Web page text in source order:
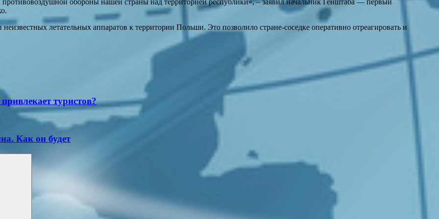
обороны нашей страны над территорией республики», – заявил начальник Генштаба — первый
летательных аппаратов к территории Польши. Это позволило стране-соседке оперативно отреагировать и
туристов?
Как он будет